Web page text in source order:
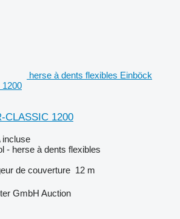
herse à dents flexibles Einböck
CLASSIC 1200
incluse
- herse à dents flexibles
de couverture 12 m
GmbH Auction